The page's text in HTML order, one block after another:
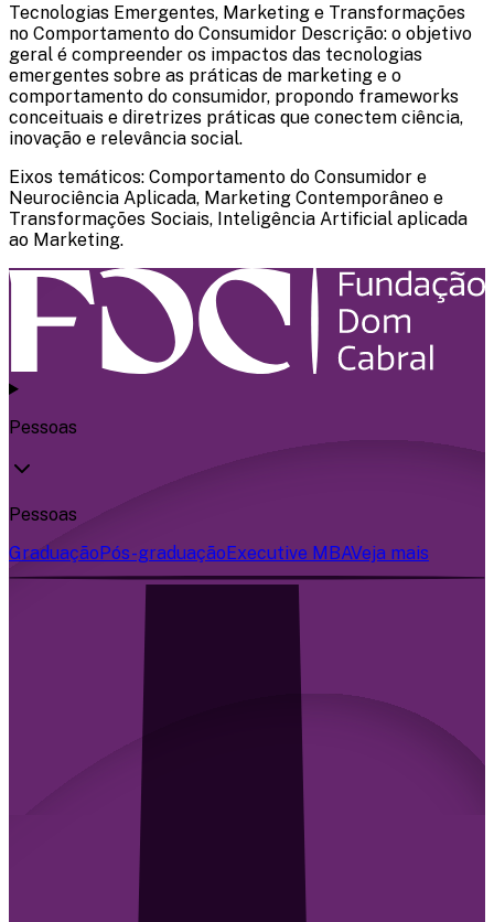
Tecnologias Emergentes, Marketing e Transformações
no Comportamento do Consumidor Descrição: o objetivo
geral é compreender os impactos das tecnologias
emergentes sobre as práticas de marketing e o
comportamento do consumidor, propondo frameworks
conceituais e diretrizes práticas que conectem ciência,
inovação e relevância social.
Eixos temáticos: Comportamento do Consumidor e
Neurociência Aplicada, Marketing Contemporâneo e
Transformações Sociais, Inteligência Artificial aplicada
ao Marketing.
Pessoas
Pessoas
GraduaçãoPós-graduaçãoExecutive MBAVeja mais